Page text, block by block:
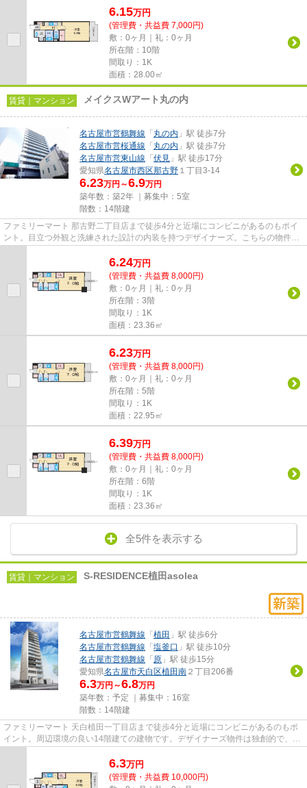
6.15万円
(管理費・共益費 7,000円)
敷：0ヶ月｜礼：0ヶ月
所在階：10階
間取り：1K
面積：28.00㎡
賃貸｜マンション メイクスWアート丸の内
名古屋市営鶴舞線 「 丸の内 」駅 徒歩7分
名古屋市営桜通線 「 丸の内 」駅 徒歩7分
名古屋市営東山線 「 伏見 」駅 徒歩17分
愛知県名古屋市西区那古野 １丁目3-14
6.23万円～6.9万円
築年数：築2年 ｜募集中： 5室
階数：14階建
ファミリーマート 那古野二丁目店まで徒歩4分と近場にコンビニがあるのもポイ
ント。目立つ外観と洗練された設計の内装を持つデザイナーズ。こちらの物件は
6.24万円
(管理費・共益費 8,000円)
敷：0ヶ月｜礼：0ヶ月
所在階：3階
間取り：1K
面積：23.36㎡
6.23万円
(管理費・共益費 8,000円)
敷：0ヶ月｜礼：0ヶ月
所在階：5階
間取り：1K
面積：22.95㎡
6.39万円
(管理費・共益費 8,000円)
敷：0ヶ月｜礼：0ヶ月
所在階：6階
間取り：1K
面積：23.36㎡
全5件を表示する
賃貸｜マンション S-RESIDENCE植田asolea
名古屋市営鶴舞線 「 植田 」駅 徒歩6分
名古屋市営鶴舞線 「 塩釜口 」駅 徒歩10分
名古屋市営鶴舞線 「 原 」駅 徒歩15分
愛知県名古屋市天白区植田南 ２丁目206番
6.3万円～6.8万円
築年数：予定 ｜募集中： 16室
階数：14階建
ファミリーマート 天白植田一丁目店まで徒歩4分と近場にコンビニがあるのもポ
イント。周辺環境の良い14階建ての建物です。デザイナーズ物件は独創的で、ご
6.3万円
(管理費・共益費 10,000円)